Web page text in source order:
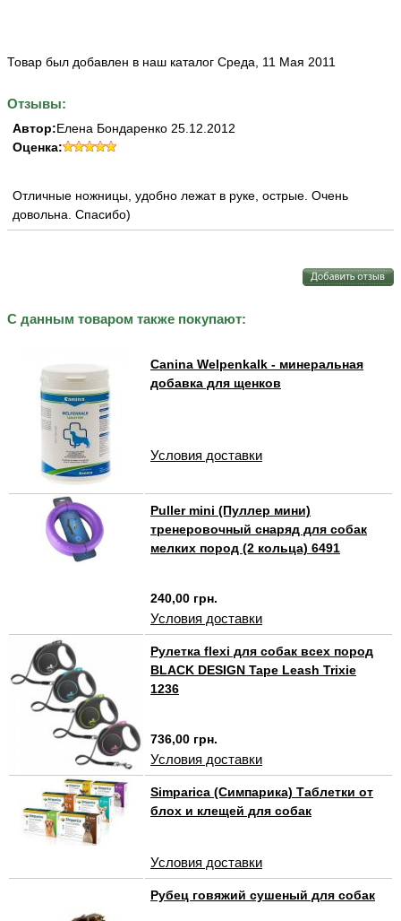
Товар был добавлен в наш каталог Среда, 11 Мая 2011
Отзывы:
Автор:Елена Бондаренко 25.12.2012
Оценка:
Отличные ножницы, удобно лежат в руке, острые. Очень
довольна. Спасибо)
С данным товаром также покупают:
Canina Welpenkalk - минеральная
добавка для щенков
Условия доставки
Puller mini (Пуллер мини)
тренеровочный снаряд для собак
мелких пород (2 кольца) 6491
240,00 грн.
Условия доставки
Рулетка flexi для собак всех пород
BLACK DESIGN Tape Leash Trixie
1236
736,00 грн.
Условия доставки
Simparica (Симпарика) Таблетки от
блох и клещей для собак
Условия доставки
Рубец говяжий сушеный для собак